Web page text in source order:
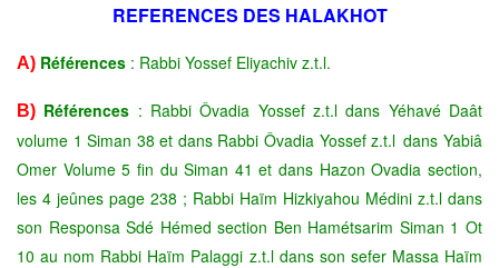
REFERENCES DES HALAKHOT
A) Références : Rabbi Yossef Eliyachiv z.t.l.
B) Références : Rabbi Ôvadia Yossef z.t.l dans Yéhavé Daât
volume 1 Siman 38 et dans Rabbi Ôvadia Yossef z.t.l dans Yabiâ
Omer Volume 5 fin du Siman 41 et dans Hazon Ovadia section,
les 4 jeûnes page 238 ; Rabbi Haïm Hizkiyahou Médini z.t.l dans
son Responsa Sdé Hémed section Ben Hamétsarim Siman 1 Ot
10 au nom Rabbi Haïm Palaggi z.t.l dans son sefer Massa Haïm